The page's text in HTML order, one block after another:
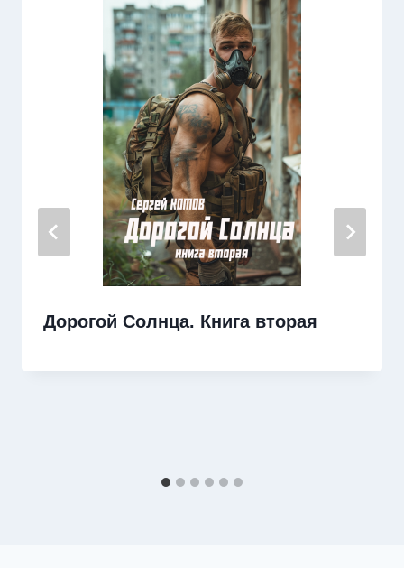
Дорогой Солнца. Книга вторая